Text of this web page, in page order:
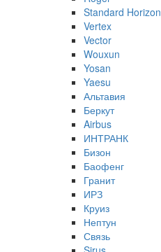
Standard Horizon
Vertex
Vector
Wouxun
Yosan
Yaesu
Альтавия
Беркут
Airbus
ИНТРАНК
Бизон
Баофенг
Гранит
ИРЗ
Круиз
Нептун
Связь